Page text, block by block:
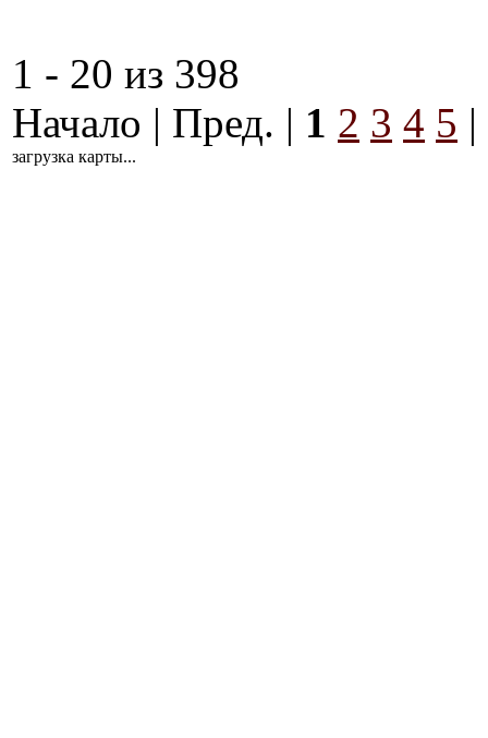
1 - 20 из 398
Начало | Пред. | 1 2 3 4 5 |
загрузка карты...